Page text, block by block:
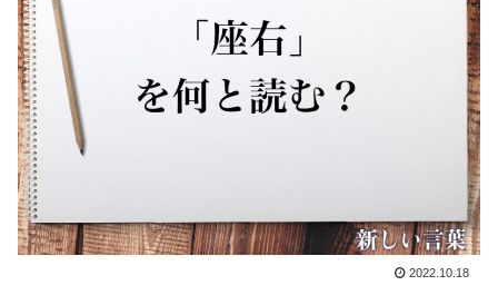
2022.10.18